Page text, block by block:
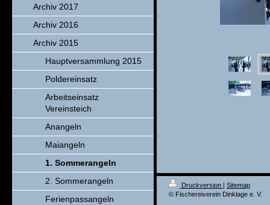
Archiv 2017
Archiv 2016
Archiv 2015
Hauptversammlung 2015
Poldereinsatz
Arbeitseinsatz
Vereinsteich
Anangeln
Maiangeln
1. Sommerangeln
2. Sommerangeln
Ferienpassangeln
Druckversion | Sitemap
© Fischereiverein Dinklage e. V.